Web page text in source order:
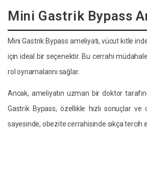
Mini Gastrik Bypass
Mini Gastrik Bypass ameliyatı, vücut kitle
için ideal bir seçenektir. Bu cerrahi
rol oynamalarını sağlar.
Ancak, ameliyatın uzman bir doktor
Gastrik Bypass, özellikle hızlı sonuçlar
sayesinde, obezite cerrahisinde sıkça tercih